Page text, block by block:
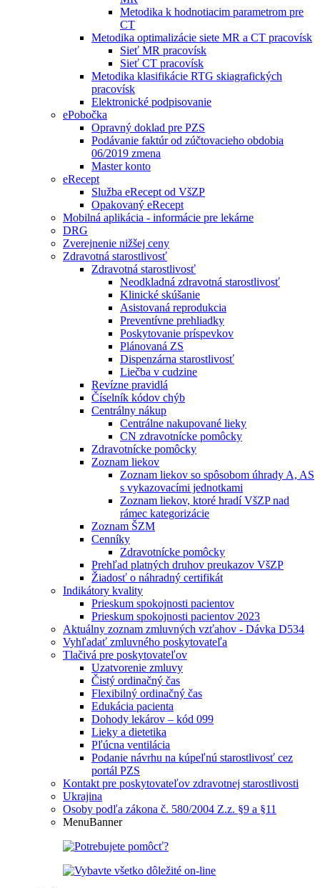
Metodika k hodnotiacim parametrom pre
CT
Metodika optimalizácie siete MR a CT pracovísk
Sieť MR pracovísk
Sieť CT pracovísk
Metodika klasifikácie RTG skiagrafických
pracovísk
Elektronické podpisovanie
ePobočka
Opravný doklad pre PZS
Podávanie faktúr od zúčtovacieho obdobia
06/2019 zmena
Master konto
eRecept
Služba eRecept od VšZP
Opakovaný eRecept
Mobilná aplikácia - informácie pre lekárne
DRG
Zverejnenie nižšej ceny
Zdravotná starostlivosť
Zdravotná starostlivosť
Neodkladná zdravotná starostlivosť
Klinické skúšanie
Asistovaná reprodukcia
Preventívne prehliadky
Poskytovanie príspevkov
Plánovaná ZS
Dispenzárna starostlivosť
Liečba v cudzine
Revízne pravidlá
Číselník kódov chýb
Centrálny nákup
Centrálne nakupované lieky
CN zdravotnícke pomôcky
Zdravotnícke pomôcky
Zoznam liekov
Zoznam liekov so spôsobom úhrady A, AS
s vykazovacími jednotkami
Zoznam liekov, ktoré hradí VšZP nad
rámec kategorizácie
Zoznam ŠZM
Cenníky
Zdravotnícke pomôcky
Prehľad platných druhov preukazov VšZP
Žiadosť o náhradný certifikát
Indikátory kvality
Prieskum spokojnosti pacientov
Prieskum spokojnosti pacientov 2023
Aktuálny zoznam zmluvných vzťahov - Dávka D534
Vyhľadať zmluvného poskytovateľa
Tlačivá pre poskytovateľov
Uzatvorenie zmluvy
Čistý ordinačný čas
Flexibilný ordinačný čas
Edukácia pacienta
Dohody lekárov – kód 099
Lieky a dietetika
Pľúcna ventilácia
Podanie návrhu na kúpeľnú starostlivosť cez
portál PZS
Kontakt pre poskytovateľov zdravotnej starostlivosti
Ukrajina
Osoby podľa zákona č. 580/2004 Z.z. §9 a §11
MenuBanner